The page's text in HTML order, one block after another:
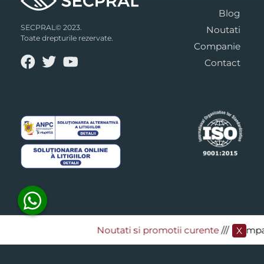
Noutati si promotii curente​/// X
SECPRAL© 2023.
Toate drepturile rezervate.
Blog
Noutati
Companie
Contact